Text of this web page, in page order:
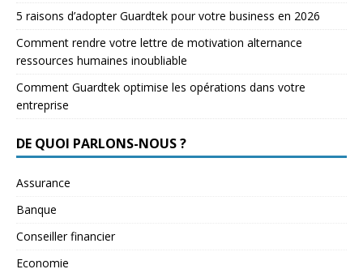
5 raisons d’adopter Guardtek pour votre business en 2026
Comment rendre votre lettre de motivation alternance
ressources humaines inoubliable
Comment Guardtek optimise les opérations dans votre
entreprise
DE QUOI PARLONS-NOUS ?
Assurance
Banque
Conseiller financier
Economie